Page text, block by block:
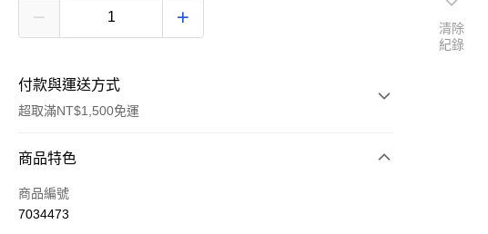
付款與運送方式
超取滿NT$1,500免運
付款方式
信用卡一次付款
商品特色
商品編號
7034473
清除
紀錄